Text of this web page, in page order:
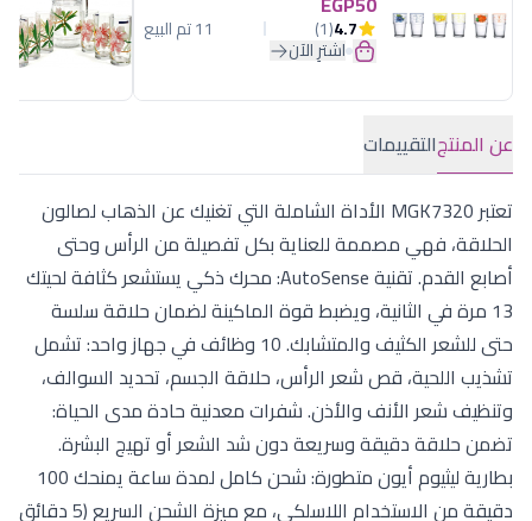
4.7
(1) 11 تم البيع
اشترِ الآن
عن المنتجالتقييمات
تعتبر MGK7320 الأداة الشاملة التي تغنيك عن الذهاب لصالون
الحلاقة، فهي مصممة للعناية بكل تفصيلة من الرأس وحتى
أصابع القدم. تقنية AutoSense: محرك ذكي يستشعر كثافة لحيتك
13 مرة في الثانية، ويضبط قوة الماكينة لضمان حلاقة سلسة
حتى للشعر الكثيف والمتشابك. 10 وظائف في جهاز واحد: تشمل
تشذيب اللحية، قص شعر الرأس، حلاقة الجسم، تحديد السوالف،
وتنظيف شعر الأنف والأذن. شفرات معدنية حادة مدى الحياة:
تضمن حلاقة دقيقة وسريعة دون شد الشعر أو تهيج البشرة.
بطارية ليثيوم أيون متطورة: شحن كامل لمدة ساعة يمنحك 100
دقيقة من الاستخدام اللاسلكي، مع ميزة الشحن السريع (5 دقائق